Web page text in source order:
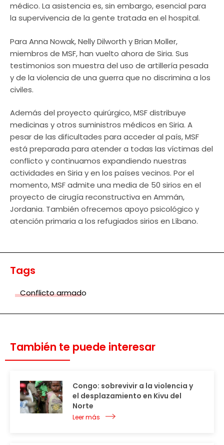
médico. La asistencia es, sin embargo, esencial para
la supervivencia de la gente tratada en el hospital.
Para Anna Nowak, Nelly Dilworth y Brian Moller,
miembros de MSF, han vuelto ahora de Siria. Sus
testimonios son muestra del uso de artillería pesada
y de la violencia de una guerra que no discrimina a los
civiles.
Además del proyecto quirúrgico, MSF distribuye
medicinas y otros suministros médicos en Siria. A
pesar de las dificultades para acceder al país, MSF
está preparada para atender a todas las víctimas del
conflicto y continuamos expandiendo nuestras
actividades en Siria y en los países vecinos. Por el
momento, MSF admite una media de 50 sirios en el
proyecto de cirugía reconstructiva en Ammán,
Jordania. También ofrecemos apoyo psicológico y
atención primaria a los refugiados sirios en Líbano.
Tags
Conflicto armado
También te puede interesar
Congo: sobrevivir a la violencia y
el desplazamiento en Kivu del
Norte
Leer más